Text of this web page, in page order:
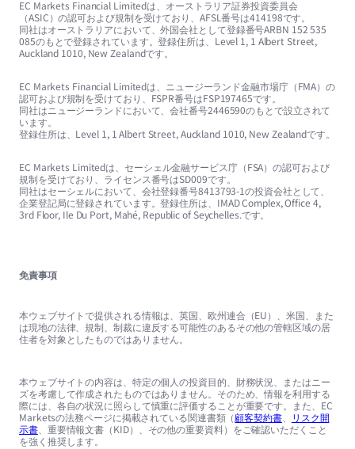
EC Markets Financial Limitedは、オーストラリア証券投資委員会
（ASIC）の認可および規制を受けており、AFSL番号は414198です。
同社はオーストラリアにおいて、外国会社として登録番号ARBN 152 535
085のもとで登録されています。登録住所は、Level 1, 1 Albert Street,
Auckland 1010, New Zealandです。
EC Markets Financial Limitedは、ニュージーランド金融市場庁（FMA）の
認可および規制を受けており、FSPR番号はFSP197465です。
同社はニュージーランドにおいて、会社番号2446590のもとで設立されて
います。
登録住所は、Level 1, 1 Albert Street, Auckland 1010, New Zealandです。
EC Markets Limitedは、セーシェル金融サービス庁（FSA）の認可および
規制を受けており、ライセンス番号はSD009です。
同社はセーシェルにおいて、会社登録番号8413793-1の投資会社として、
企業登記局に登録されています。登録住所は、IMAD Complex, Office 4,
3rd Floor, Ile Du Port, Mahé, Republic of Seychelles.です。
免責事項
本ウェブサイトで提供される情報は、英国、欧州連合（EU）、米国、また
は現地の法律、規制、制裁に違反する可能性のあるその他の管轄区域の居
住者を対象としたものではありません。
本ウェブサイトの内容は、特定の個人の投資目的、財務状況、またはニー
ズを考慮して作成されたものではありません。そのため、情報を利用する
際には、各自の状況に照らして慎重に評価することが重要です。また、EC
Marketsの法務ページに掲載されている関連書類（顧客契約書、
リスク開
示書、重要情報文書（KID）、その他の重要資料）をご確認いただくこと
を強く推奨します。